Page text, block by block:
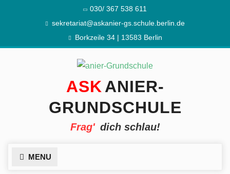
030/ 367 538 611
sekretariat@askanier-gs.schule.berlin.de
Borkzeile 34 | 13583 Berlin
ANIER-
GRUNDSCHULE
dich schlau!
MENU